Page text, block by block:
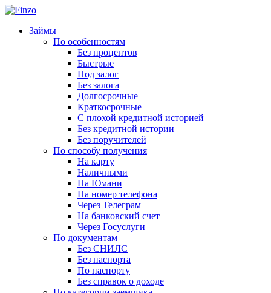
Займы
По особенностям
Без процентов
Быстрые
Под залог
Без залога
Долгосрочные
Краткосрочные
С плохой кредитной историей
Без кредитной истории
Без поручителей
По способу получения
На карту
Наличными
На Юмани
На номер телефона
Через Телеграм
На банковский счет
Через Госуслуги
По документам
Без СНИЛС
Без паспорта
По паспорту
Без справок о доходе